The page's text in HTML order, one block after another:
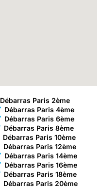
Débarras Paris 2ème
Débarras Paris 4ème
Débarras Paris 6ème
Débarras Paris 8ème
Débarras Paris 10ème
Débarras Paris 12ème
Débarras Paris 14ème
Débarras Paris 16ème
Débarras Paris 18ème
Débarras Paris 20ème